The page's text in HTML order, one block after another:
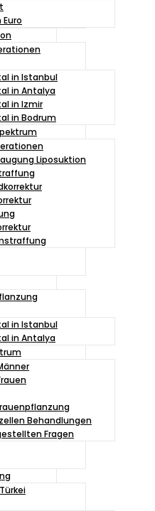
Euro
in Istanbul
in Antalya
in Izmir
in Bodrum
Liposuktion
in Istanbul
in Antalya
Behandlungen
Fragen